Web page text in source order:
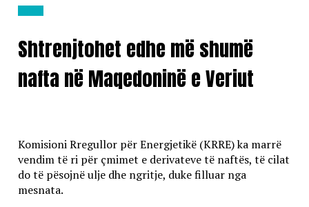
Shtrenjtohet edhe më shumë
nafta në Maqedoninë e Veriut
Komisioni Rregullor për Energjetikë (KRRE) ka marrë
vendim të ri për çmimet e derivateve të naftës, të cilat
do të pësojnë ulje dhe ngritje, duke filluar nga
mesnata.